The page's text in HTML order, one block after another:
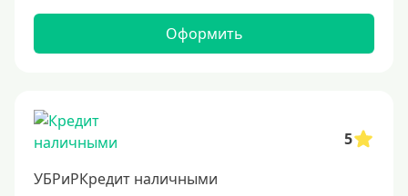
Оформить
5
УБРиРКредит наличными